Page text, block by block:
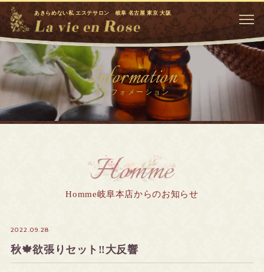
あきらめない私 エステサロン 岐阜 名古屋 東京 大阪
Information
インフォメーション
Homme
Homme岐阜本店からのお知らせ
2022.09.28
秋🍁欲張りセット‼️大反響